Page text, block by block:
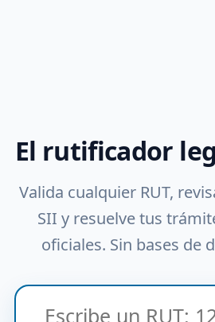
El rutificador
Valida cualquier RUT,
SII y resuelve tus
oficiales. Sin bases de